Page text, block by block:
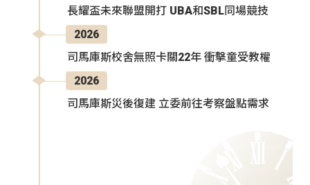
長耀盃未來聯盟開打 UBA和SBL同場競技
2026
司馬庫斯校舍無照卡關22年 衝擊童受教權
2026
司馬庫斯災後復建 立委前往考察盤點需求